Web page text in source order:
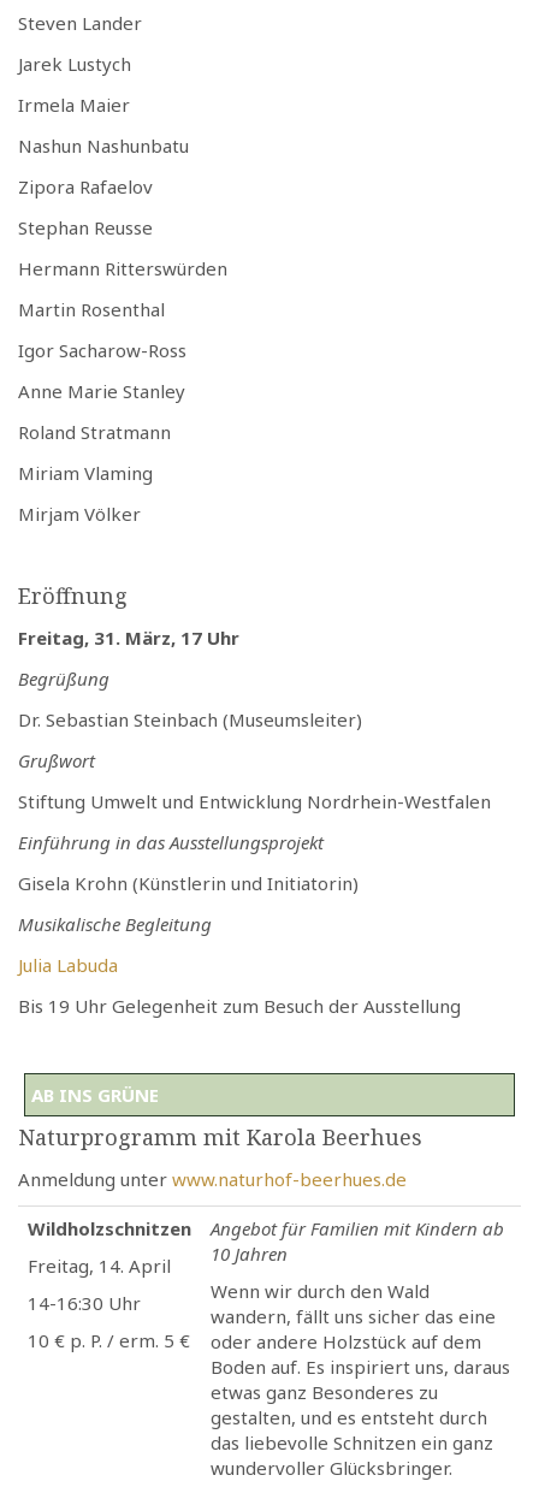
Steven Lander
Jarek Lustych
Irmela Maier
Nashun Nashunbatu
Zipora Rafaelov
Stephan Reusse
Hermann Ritterswürden
Martin Rosenthal
Igor Sacharow-Ross
Anne Marie Stanley
Roland Stratmann
Miriam Vlaming
Mirjam Völker
Eröffnung
Freitag, 31. März, 17 Uhr
Begrüßung
Dr. Sebastian Steinbach (Museumsleiter)
Grußwort
Stiftung Umwelt und Entwicklung Nordrhein-Westfalen
Einführung in das Ausstellungsprojekt
Gisela Krohn (Künstlerin und Initiatorin)
Musikalische Begleitung
Julia Labuda
Bis 19 Uhr Gelegenheit zum Besuch der Ausstellung
AB INS GRÜNE
Naturprogramm mit Karola Beerhues
Anmeldung unter www.naturhof-beerhues.de
Wildholzschnitzen
Freitag, 14. April
14-16:30 Uhr
10 € p. P. / erm. 5 €
Angebot für Familien mit Kindern ab
10 Jahren
Wenn wir durch den Wald
wandern, fällt uns sicher das eine
oder andere Holzstück auf dem
Boden auf. Es inspiriert uns, daraus
etwas ganz Besonderes zu
gestalten, und es entsteht durch
das liebevolle Schnitzen ein ganz
wundervoller Glücksbringer.